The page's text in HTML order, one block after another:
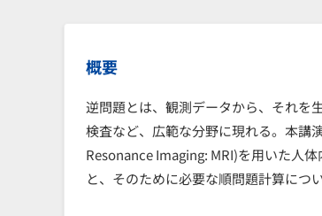
概要
逆問題とは、観測データから、それを
検査など、広範な分野に現れる。本講
Resonance Imaging: MRI)を用いた人
と、そのために必要な順問題計算につ